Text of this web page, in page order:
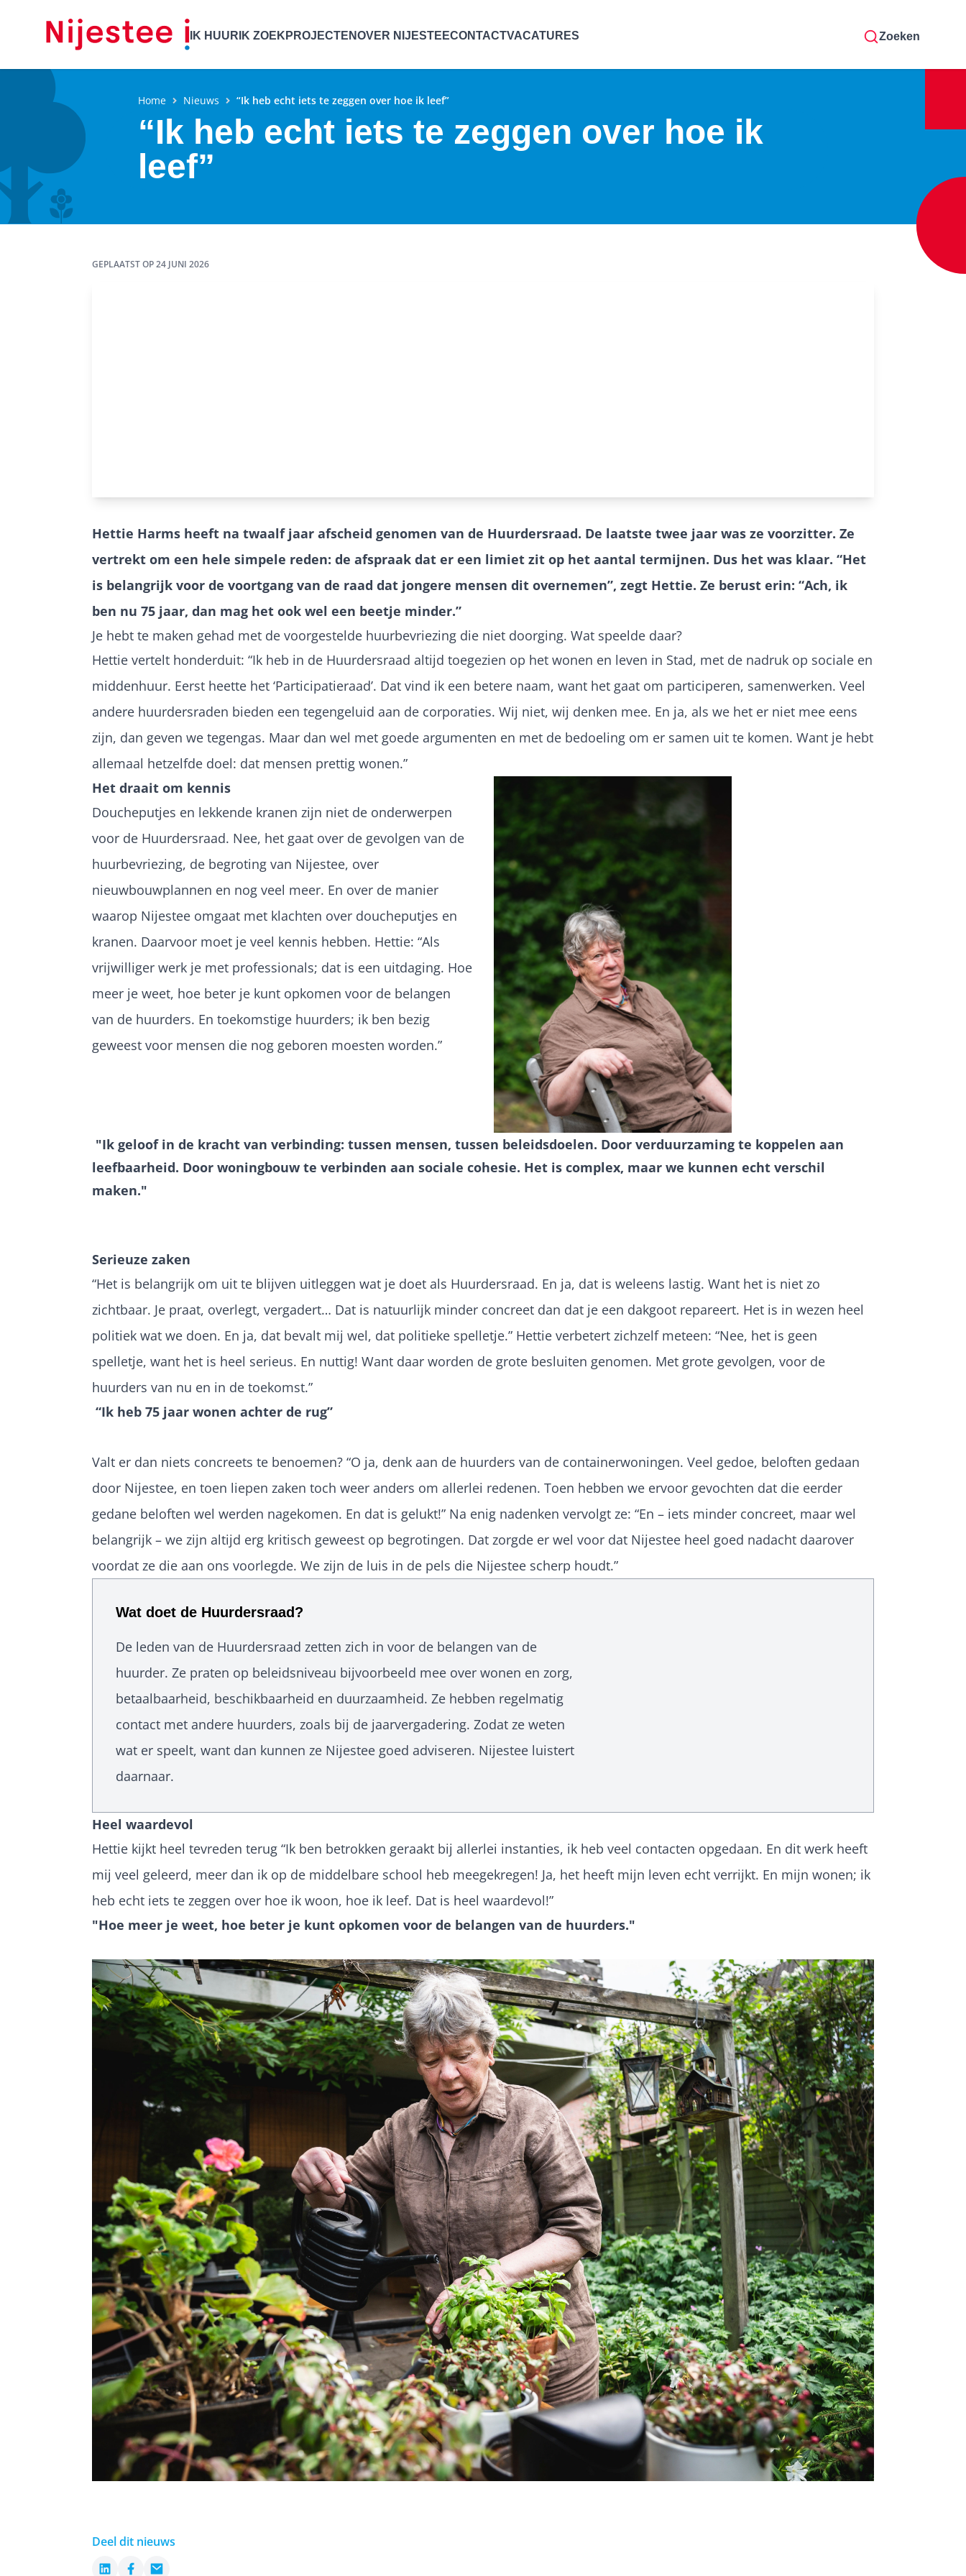
IK HUUR IK ZOEK PROJECTENOVER NIJESTEECONTACTVACATURES Zoeken
Home Nieuws “Ik heb echt iets te zeggen over hoe ik leef”
“Ik heb echt iets te zeggen over hoe ik
leef”
GEPLAATST OP24 JUNI 2026
Hettie Harms heeft na twaalf jaar afscheid genomen van de Huurdersraad. De laatste twee jaar was ze voorzitter. Ze
vertrekt om een hele simpele reden: de afspraak dat er een limiet zit op het aantal termijnen. Dus het was klaar. “Het
is belangrijk voor de voortgang van de raad dat jongere mensen dit overnemen”, zegt Hettie. Ze berust erin: “Ach, ik
ben nu 75 jaar, dan mag het ook wel een beetje minder.”
Je hebt te maken gehad met de voorgestelde huurbevriezing die niet doorging. Wat speelde daar?
Hettie vertelt honderduit: “Ik heb in de Huurdersraad altijd toegezien op het wonen en leven in Stad, met de nadruk op sociale en
middenhuur. Eerst heette het ‘Participatieraad’. Dat vind ik een betere naam, want het gaat om participeren, samenwerken. Veel
andere huurdersraden bieden een tegengeluid aan de corporaties. Wij niet, wij denken mee. En ja, als we het er niet mee eens
zijn, dan geven we tegengas. Maar dan wel met goede argumenten en met de bedoeling om er samen uit te komen. Want je hebt
allemaal hetzelfde doel: dat mensen prettig wonen.”
Het draait om kennis
Doucheputjes en lekkende kranen zijn niet de onderwerpen
voor de Huurdersraad. Nee, het gaat over de gevolgen van de
huurbevriezing, de begroting van Nijestee, over
nieuwbouwplannen en nog veel meer. En over de manier
waarop Nijestee omgaat met klachten over doucheputjes en
kranen. Daarvoor moet je veel kennis hebben. Hettie: “Als
vrijwilliger werk je met professionals; dat is een uitdaging. Hoe
meer je weet, hoe beter je kunt opkomen voor de belangen
van de huurders. En toekomstige huurders; ik ben bezig
geweest voor mensen die nog geboren moesten worden.”
"Ik geloof in de kracht van verbinding: tussen mensen, tussen beleidsdoelen. Door verduurzaming te koppelen aan
leefbaarheid. Door woningbouw te verbinden aan sociale cohesie. Het is complex, maar we kunnen echt verschil
maken."
Serieuze zaken
“Het is belangrijk om uit te blijven uitleggen wat je doet als Huurdersraad. En ja, dat is weleens lastig. Want het is niet zo
zichtbaar. Je praat, overlegt, vergadert… Dat is natuurlijk minder concreet dan dat je een dakgoot repareert. Het is in wezen heel
politiek wat we doen. En ja, dat bevalt mij wel, dat politieke spelletje.” Hettie verbetert zichzelf meteen: “Nee, het is geen
spelletje, want het is heel serieus. En nuttig! Want daar worden de grote besluiten genomen. Met grote gevolgen, voor de
huurders van nu en in de toekomst.”
“Ik heb 75 jaar wonen achter de rug”
Valt er dan niets concreets te benoemen? “O ja, denk aan de huurders van de containerwoningen. Veel gedoe, beloften gedaan
door Nijestee, en toen liepen zaken toch weer anders om allerlei redenen. Toen hebben we ervoor gevochten dat die eerder
gedane beloften wel werden nagekomen. En dat is gelukt!” Na enig nadenken vervolgt ze: “En – iets minder concreet, maar wel
belangrijk – we zijn altijd erg kritisch geweest op begrotingen. Dat zorgde er wel voor dat Nijestee heel goed nadacht daarover
voordat ze die aan ons voorlegde. We zijn de luis in de pels die Nijestee scherp houdt.”
Wat doet de Huurdersraad?
De leden van de Huurdersraad zetten zich in voor de belangen van de
huurder. Ze praten op beleidsniveau bijvoorbeeld mee over wonen en zorg,
betaalbaarheid, beschikbaarheid en duurzaamheid. Ze hebben regelmatig
contact met andere huurders, zoals bij de jaarvergadering. Zodat ze weten
wat er speelt, want dan kunnen ze Nijestee goed adviseren. Nijestee luistert
daarnaar.
Heel waardevol
Hettie kijkt heel tevreden terug “Ik ben betrokken geraakt bij allerlei instanties, ik heb veel contacten opgedaan. En dit werk heeft
mij veel geleerd, meer dan ik op de middelbare school heb meegekregen! Ja, het heeft mijn leven echt verrijkt. En mijn wonen; ik
heb echt iets te zeggen over hoe ik woon, hoe ik leef. Dat is heel waardevol!”
"Hoe meer je weet, hoe beter je kunt opkomen voor de belangen van de huurders."
Deel dit nieuws
LinkedInFacebook
Email